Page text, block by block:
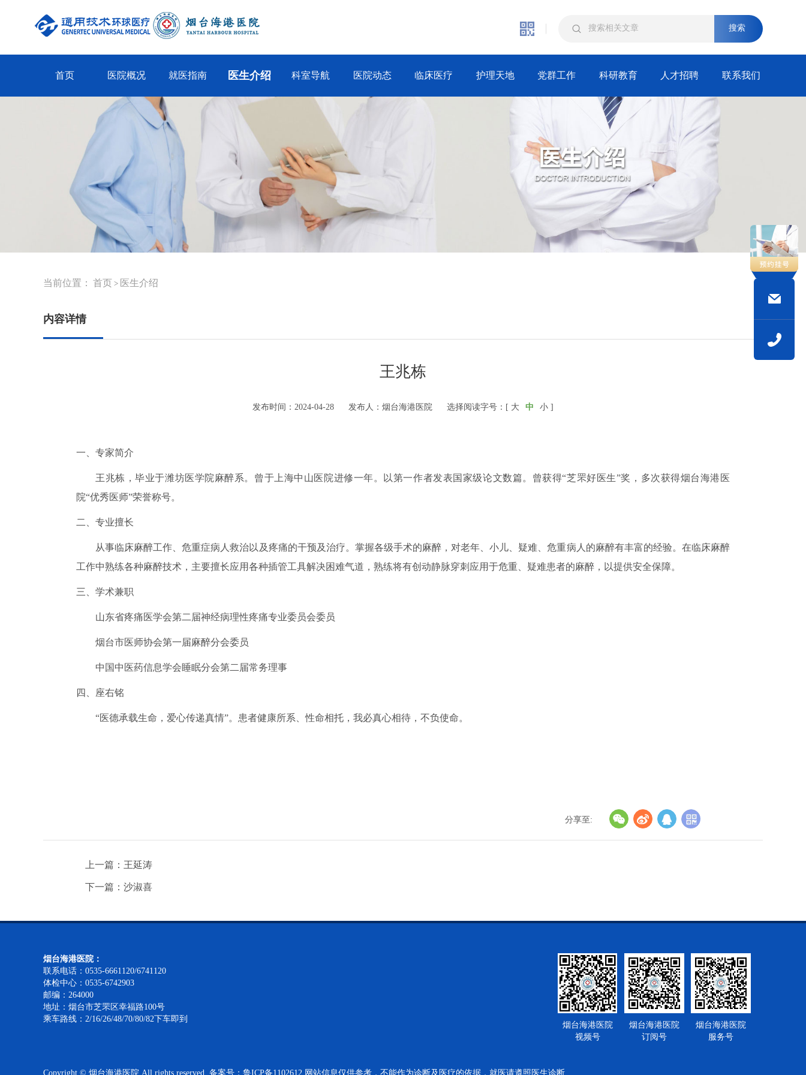
搜索
首页 医院概况 就医指南 医生介绍 科室导航 医院动态 临床医疗 护理天地 党群工作 科研教育 人才招聘 联系我们
当前位置： 首页 > 医生介绍
内容详情
王兆栋
发布时间：2024-04-28 发布人：烟台海港医院 选择阅读字号：[ 大 中 小 ]
一、专家简介
王兆栋，毕业于潍坊医学院麻醉系。曾于上海中山医院进修一年。以第一作者发表国家级论文数篇。曾获得“芝罘好医生”奖，多次获得烟台海港医
院“优秀医师”荣誉称号。
二、专业擅长
从事临床麻醉工作、危重症病人救治以及疼痛的干预及治疗。掌握各级手术的麻醉，对老年、小儿、疑难、危重病人的麻醉有丰富的经验。在临床麻醉
工作中熟练各种麻醉技术，主要擅长应用各种插管工具解决困难气道，熟练将有创动静脉穿刺应用于危重、疑难患者的麻醉，以提供安全保障。
三、学术兼职
山东省疼痛医学会第二届神经病理性疼痛专业委员会委员
烟台市医师协会第一届麻醉分会委员
中国中医药信息学会睡眠分会第二届常务理事
四、座右铭
“医德承载生命，爱心传递真情”。患者健康所系、性命相托，我必真心相待，不负使命。
分享至:
上一篇：王延涛
下一篇：沙淑喜
烟台海港医院：
联系电话：0535-6661120/6741120
体检中心：0535-6742903
邮编：264000
地址：烟台市芝罘区幸福路100号
乘车路线：2/16/26/48/70/80/82下车即到
烟台海港医院
视频号
烟台海港医院
订阅号
烟台海港医院
服务号
Copyright © 烟台海港医院 All rights reserved. 备案号： 鲁ICP备1102612 网站信息仅供参考，不能作为诊断及医疗的依据，就医请遵照医生诊断